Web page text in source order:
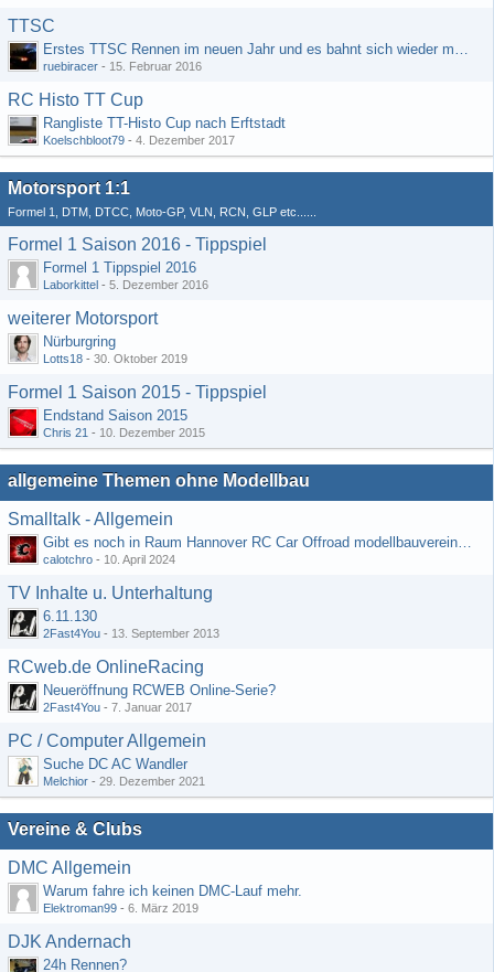
TTSC
Erstes TTSC Rennen im neuen Jahr und es bahnt sich wieder mal eine Rekordteilnehmerzahl an
ruebiracer - 15. Februar 2016
RC Histo TT Cup
Rangliste TT-Histo Cup nach Erftstadt
Koelschbloot79 - 4. Dezember 2017
Motorsport 1:1
Formel 1, DTM, DTCC, Moto-GP, VLN, RCN, GLP etc......
Formel 1 Saison 2016 - Tippspiel
Formel 1 Tippspiel 2016
Laborkittel - 5. Dezember 2016
weiterer Motorsport
Nürburgring
Lotts18 - 30. Oktober 2019
Formel 1 Saison 2015 - Tippspiel
Endstand Saison 2015
Chris 21 - 10. Dezember 2015
allgemeine Themen ohne Modellbau
Smalltalk - Allgemein
Gibt es noch in Raum Hannover RC Car Offroad modellbauvereine, habe selbst schon gegoogelt aber erfolglos
calotchro - 10. April 2024
TV Inhalte u. Unterhaltung
6.11.130
2Fast4You - 13. September 2013
RCweb.de OnlineRacing
Neueröffnung RCWEB Online-Serie?
2Fast4You - 7. Januar 2017
PC / Computer Allgemein
Suche DC AC Wandler
Melchior - 29. Dezember 2021
Vereine & Clubs
DMC Allgemein
Warum fahre ich keinen DMC-Lauf mehr.
Elektroman99 - 6. März 2019
DJK Andernach
24h Rennen?